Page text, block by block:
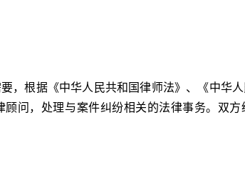
，根据《中华人民共和国律师法》、《中华
问，处理与案件纠纷相关的法律事务。双